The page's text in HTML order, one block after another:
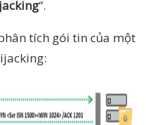
“.
tích gói tin của một